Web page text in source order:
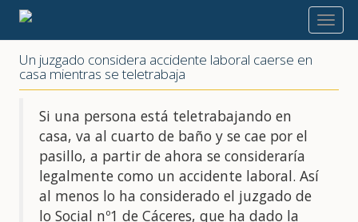
2022
Un juzgado considera accidente laboral caerse en
casa mientras se teletrabaja
Si una persona está teletrabajando en
casa, va al cuarto de baño y se cae por el
pasillo, a partir de ahora se consideraría
legalmente como un accidente laboral. Así
al menos lo ha considerado el juzgado de
lo Social nº1 de Cáceres, que ha dado la